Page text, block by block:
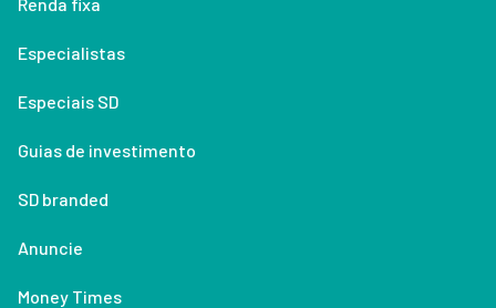
Especialistas
Especiais SD
Guias de investimento
SD branded
Anuncie
Money Times